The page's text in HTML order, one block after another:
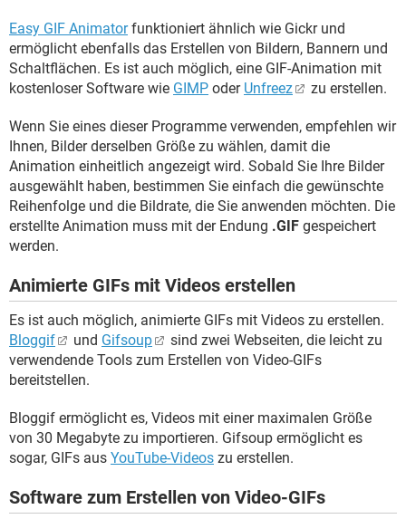
Easy GIF Animatorfunktioniert ähnlich wie Gickr und
ermöglicht ebenfalls das Erstellen von Bildern, Bannern und
Schaltflächen. Es ist auch möglich, eine GIF-Animation mit
kostenloser Software wie GIMP oder Unfreez zu erstellen.
Wenn Sie eines dieser Programme verwenden, empfehlen wir
Ihnen, Bilder derselben Größe zu wählen, damit die
Animation einheitlich angezeigt wird. Sobald Sie Ihre Bilder
ausgewählt haben, bestimmen Sie einfach die gewünschte
Reihenfolge und die Bildrate, die Sie anwenden möchten. Die
erstellte Animation muss mit der Endung .GIF gespeichert
werden.
Animierte GIFs mit Videos erstellen
Es ist auch möglich, animierte GIFs mit Videos zu erstellen.
Bloggif
und Gifsoup
sind zwei Webseiten, die leicht zu
verwendende Tools zum Erstellen von Video-GIFs
bereitstellen.
Bloggif ermöglicht es, Videos mit einer maximalen Größe
von 30 Megabyte zu importieren. Gifsoup ermöglicht es
sogar, GIFs aus YouTube-Videos zu erstellen.
Software zum Erstellen von Video-GIFs